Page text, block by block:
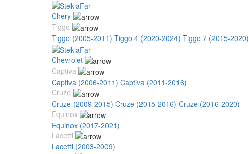
Chery
Tiggo
Tiggo (2005-2011) Tiggo 4 (2020-2024) Tiggo 7 (2015-2020)
Chevrolet
Captiva
Captiva (2006-2011) Captiva (2011-2016)
Cruze
Cruze (2009-2015) Cruze (2015-2016) Cruze (2016-2020)
Equinox
Equinox (2017-2021)
Lacetti
Lacetti (2003-2009)